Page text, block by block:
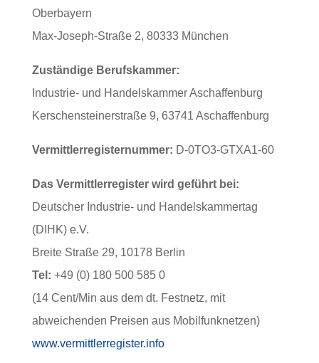
Oberbayern
Max-Joseph-Straße 2, 80333 München
Zuständige Berufskammer:
Industrie- und Handelskammer Aschaffenburg
Kerschensteinerstraße 9, 63741 Aschaffenburg
Vermittlerregisternummer: D-0TO3-GTXA1-60
Das Vermittlerregister wird geführt bei:
Deutscher Industrie- und Handelskammertag
(DIHK) e.V.
Breite Straße 29, 10178 Berlin
Tel: +49 (0) 180 500 585 0
(14 Cent/Min aus dem dt. Festnetz, mit
abweichenden Preisen aus Mobilfunknetzen)
www.vermittlerregister.info